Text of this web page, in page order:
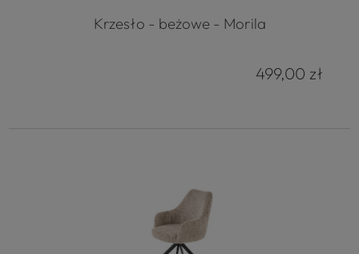
Krzesło - beżowe - Morila
499,00 zł